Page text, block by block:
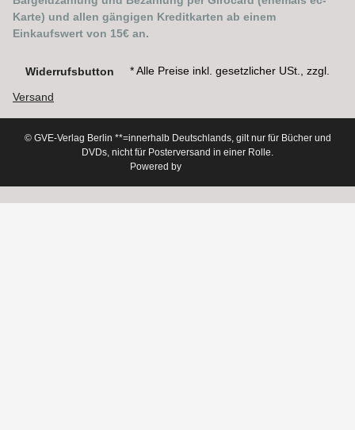
Karte) und allen gängigen Kreditkarten ab einem
Einkaufswert von 15€ an.
Widerrufsbutton * Alle Preise inkl. gesetzlicher USt., zzgl.
Versand
© GVE-Verlag Berlin **=innerhalb Deutschlands, gilt nur für Bücher und
DVDs, nicht für Posterversand in einer Rolle.
Powered by